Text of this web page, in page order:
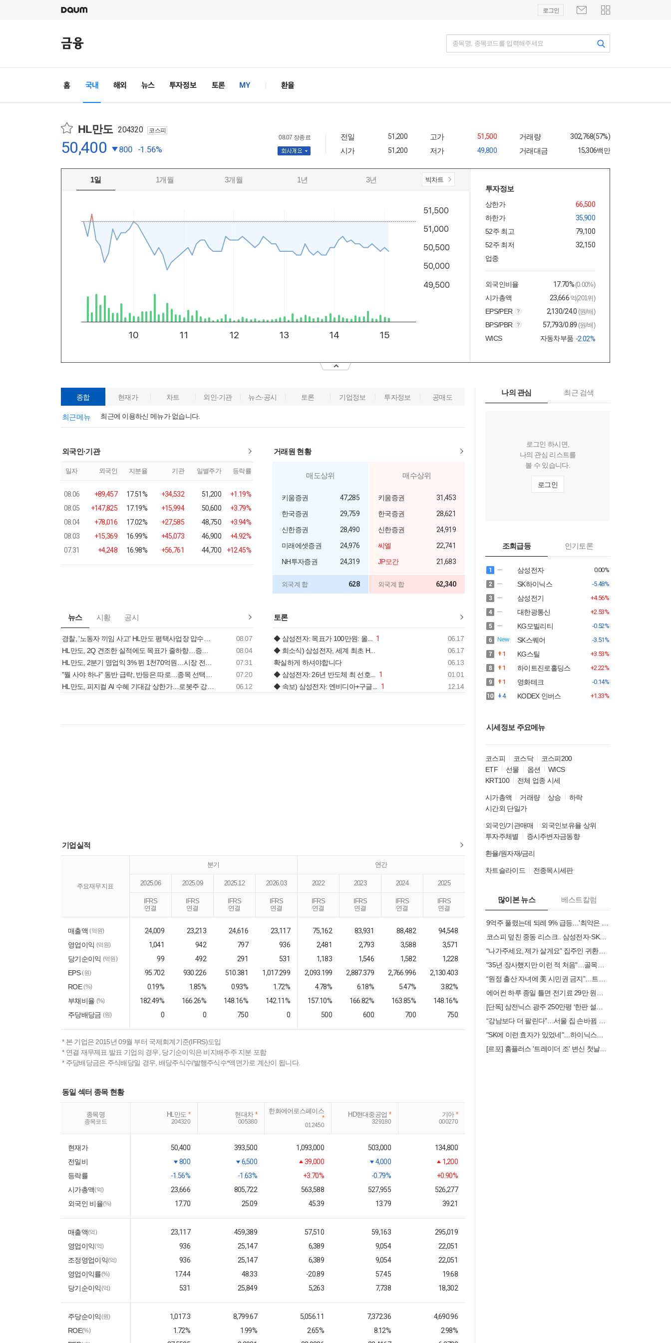
로그인
종목명, 종목코드를 입력해주세요
HL만도 204320 코스피
50,400 800 -1.56%
08.07 장종료 전일 51,200 고가 51,500 거래량 302,768(57%)
시가 51,200 저가 49,800 거래대금 15,306백만
1일 1개월 3개월 1년 3년 빅차트
투자정보
상한가
66,500
하한가
35,900
52주 최고
79,100
52주 최저
32,150
업종
외국인비율 17.70% (0.00%)
시가총액 23,666 억(201위)
EPS/PER 2,130/24.0 (원/배)
BPS/PBR 57,793/0.89 (원/배)
WICS 자동차부품 -2.02%
종합 현재가 차트 외인·기관 뉴스·공시 토론 기업정보 투자정보 공매도
최근메뉴 최근에 이용하신 메뉴가 없습니다.
외국인·기관
일자 외국인 지분율 기관 일별주가 등락률
08.06 +89,457 17.51% +34,532 51,200
+1.19%
08.05
+147,825 17.19% +15,994 50,600
+3.79%
08.04
+78,016 17.02% +27,585 48,750
+3.94%
08.03
+15,369 16.99% +45,073 46,900
+4.92%
07.31
+4,248 16.98% +56,761 44,700 +12.45%
거래원 현황
매도상위
키움증권
47,285
한국증권
29,759
신한증권
28,490
미래에셋증권
24,976
NH투자증권
24,319
외국계 합 628
매수상위
키움증권
31,453
한국증권
28,621
신한증권
24,919
씨엘
22,741
JP모간
21,683
외국계 합 62,340
뉴스 시황 공시
08.07
08.04
07.31
07.20
HL만도, 피지컬 AI 수혜 기대감 상한가…로봇주 강세[핫종목]
06.12
토론
◆ 삼성전자: 목표가 100만원: 올... 1
06.17
◆ 희소식) 삼성전자, 세계 최초 H...
06.17
확실하게 하셔야합니다
06.13
◆ 삼성전자: 26년 반도체 최 선호...
1
01.01
◆ 속보) 삼성전자: 엔비디아+구글...
1 12.14
기업실적
주요재무지표
분기 연간
2025.06 2025.09 2025.12 2026.03 2022 2023 2024 2025
IFRS
연결
IFRS
연결
IFRS
연결
IFRS
연결
IFRS
연결
IFRS
연결
IFRS
연결
IFRS
연결
매출액(억원) 24,009 23,213 24,616 23,117 75,162 83,931 88,482
94,548
영업이익 (억원) 1,041 942 797 936 2,481 2,793 3,588
3,571
당기순이익 (억원) 99 492 291 531 1,183 1,546 1,582
1,228
EPS(원) 95.702 930.226 510.381 1,017.299 2,093.199 2,887.379 2,766.996
2,130.403
ROE(%) 0.19% 1.85% 0.93% 1.72% 4.78% 6.18% 5.47%
3.82%
부채비율 (%) 182.49% 166.26% 148.16% 142.11% 157.10% 166.82% 163.85%
148.16%
주당배당금 (원) 0 0 750 0 500 600 700 750
* 본 기업은 2015년 09월 부터 국제회계기준(IFRS)도입
* 연결 재무제표 발표 기업의 경우, 당기순이익은 비지배주주 지분 포함
* 주당배당금은 주식배당일 경우, 배당주식수/발행주식수*액면가로 계산이 됩니다.
동일 섹터 종목 현황
종목명
종목코드
HL만도 *
204320
현대차 *
005380
한화에어로스페이스
*
012450
HD현대중공업 *
329180
기아 *
000270
현재가 50,400 393,500 1,093,000 503,000
134,800
전일비
800 6,500 39,000 4,000
1,200
등락률
-1.56% -1.63% +3.70% -0.79%
+0.90%
시가총액(억) 23,666 805,722 563,588 527,955
526,277
외국인 비율(%) 17.70 25.09 45.39 13.79 39.21
매출액(억) 23,117 459,389 57,510 59,163
295,019
영업이익(억) 936 25,147 6,389 9,054
22,051
조정영업이익(억) 936 25,147 6,389 9,054
22,051
영업이익률(%) 17.44 48.33 -20.89 57.45
19.68
당기순이익(억) 531 25,849 5,263 7,738 18,302
주당순이익(원) 1,017.3 8,799.67 5,056.11 7,372.36
4,690.96
ROE(%) 1.72% 1.99% 2.65% 8.12%
2.98%
나의 관심 최근 검색
로그인 하시면,
나의 관심 리스트를
볼 수 있습니다.
로그인
조회급등 인기토론
삼성전자 0.00%
SK하이닉스 -5.48%
삼성전기 +4.56%
대한광통신 +2.53%
KG모빌리티 -0.52%
SK스퀘어
-3.51%
1
KG스틸
+3.53%
1
하이트진로홀딩스
+2.22%
1
영화테크
-0.14%
4
KODEX 인버스 +1.33%
시세정보 주요메뉴
코스피 코스닥
코스피200
ETF
선물 옵션
WICS
KRT100
전체 업종 시세
시가총액 거래량 상승
하락
시간외 단일가
외국인/기관매매
외국인보유율 상위
투자주체별
증시주변자금동향
환율/원자재/금리
차트슬라이드 전종목시세판
많이본 뉴스 베스트칼럼
코스피 덮친 중동 리스크.. 삼성전자·SK하이닉스 약세 확대
“나가주세요, 제가 살게요” 집주인 귀환에 ‘퇴거 공포’ [부동산360]
[르포] 홈플러스 '트레이더 조' 변신 첫날…입고율 30%에 진열대 '텅'